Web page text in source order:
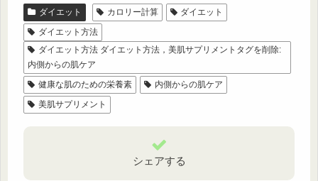
ダイエット カロリー計算
ダイエット
ダイエット方法
ダイエット方法 ダイエット方法，美肌サプリメントタグを削除:
内側からの肌ケア
健康な肌のための栄養素
内側からの肌ケア
美肌サプリメント
シェアする